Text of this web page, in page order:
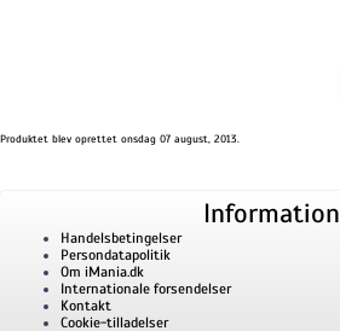
Produktet blev oprettet onsdag 07 august, 2013.
Information
Handelsbetingelser
Persondatapolitik
Om iMania.dk
Internationale forsendelser
Kontakt
Cookie-tilladelser